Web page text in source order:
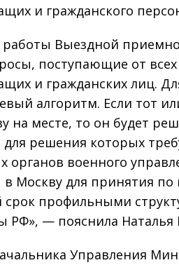
и гражданского
работы Выездной
поступающие от всех
и гражданских лиц.
алгоритм. Если тот
на месте, то он будет
решения которых
органов военного
в Москву для принятия
срок профильными
— пояснила Наталья
Управления